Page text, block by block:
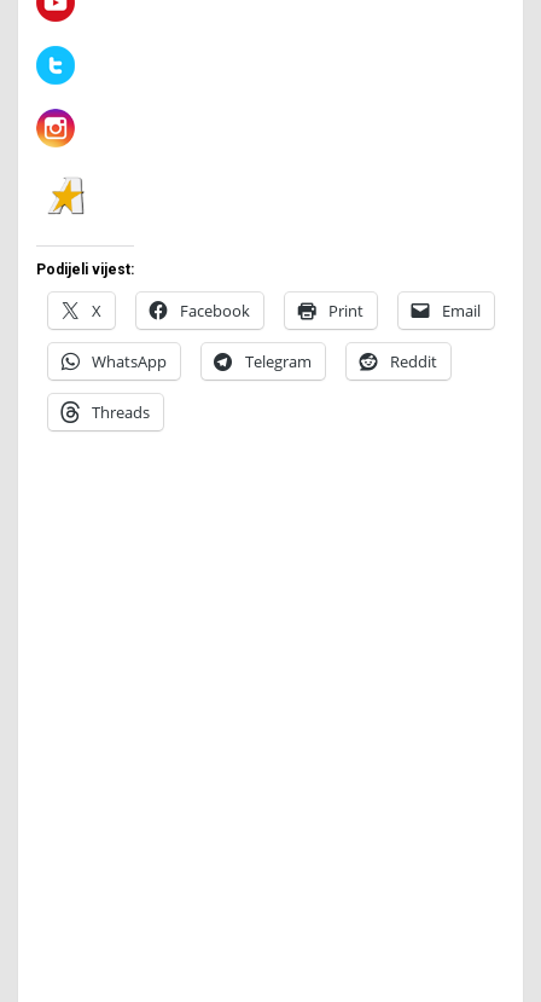
Podijeli vijest:
X Facebook Print Email
WhatsApp Telegram Reddit
Threads